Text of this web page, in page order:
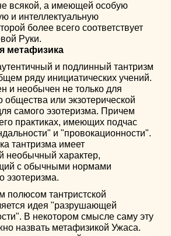
всякой, а имеющей особую
и интеллектуальную
более всего соответствует
Руки.
метафизика
и подлинный тантризм
ряду инициатических учений.
и необычен не только для
общества или экзотерической
самого эзотеризма. Причем
практиках, имеющих подчас
и "провокационности".
тантризма имеет
необычный характер,
с обычными нормами
эзотеризма.
полюсом тантристской
идея "разрушающей
В некотором смысле саму эту
назвать метафизикой Ужаса.